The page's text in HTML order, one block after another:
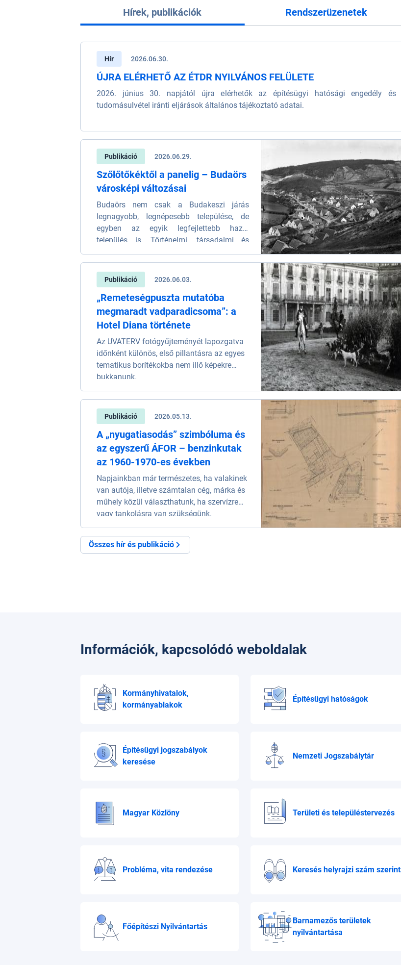
Hírek, publikációk Rendszerüzenetek
Hír 2026.06.30.
ÚJRA ELÉRHETŐ AZ ÉTDR NYILVÁNOS FELÜLETE
2026. június 30. napjától újra elérhetők az építésügyi hatósági engedély és
tudomásulvétel iránti eljárások általános tájékoztató adatai.
Publikáció 2026.06.29.
Szőlőtőkéktől a panelig – Budaörs
városképi változásai
Budaörs nem csak a Budakeszi járás
legnagyobb, legnépesebb települése, de
egyben az egyik legfejlettebb hazai
település is. Történelmi, társadalmi és
fordulatos múltja van.
Publikáció 2026.06.03.
„Remeteségpuszta mutatóba
megmaradt vadparadicsoma”: a
Hotel Diana története
Az UVATERV fotógyűjteményét lapozgatva
időnként különös, első pillantásra az egyes
tematikus borítékokba nem illő képekre
bukkanunk.
Publikáció 2026.05.13.
A „nyugatiasodás” szimbóluma és
az egyszerű ÁFOR – benzinkutak
az 1960-1970-es években
Napjainkban már természetes, ha valakinek
van autója, illetve számtalan cég, márka és
műhely közül választhatunk, ha szervízre
vagy tankolásra van szükségünk.
Összes hír és publikáció
Információk, kapcsolódó weboldalak
Kormányhivatalok,
kormányablakok
Építésügyi hatóságok
Építésügyi jogszabályok
keresése
Nemzeti Jogszabálytár
Magyar Közlöny Területi és településtervezés
Probléma, vita rendezése Keresés helyrajzi szám szerint
Főépítészi Nyilvántartás
Barnamezős területek
nyilvántartása